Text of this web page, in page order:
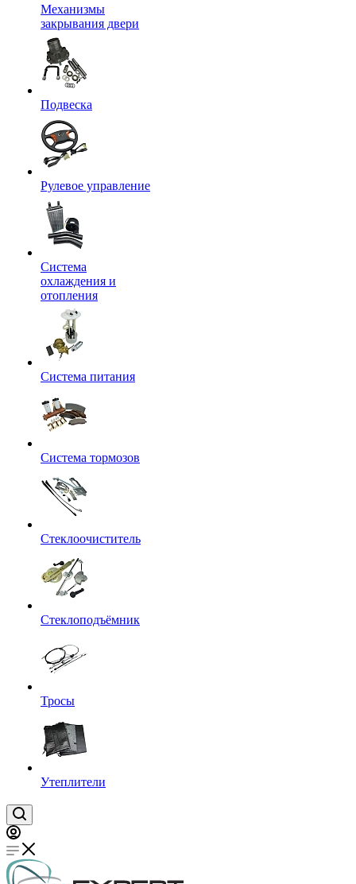
Механизмы
закрывания двери
Подвеска
Рулевое управление
Система
охлаждения и
отопления
Система питания
Система тормозов
Стеклоочиститель
Стеклоподъёмник
Тросы
Утеплители